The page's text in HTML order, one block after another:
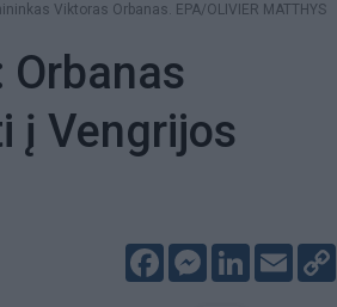
Viktoras Orbanas. EPA/OLIVIER MATTHYS
į Vengrijos
FacebookMessenger
LinkedIn
Email